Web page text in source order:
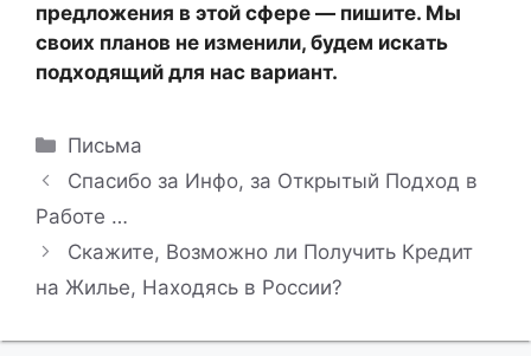
предложения в этой сфере — пишите. Мы
своих планов не изменили, будем искать
подходящий для нас вариант.
Рубрики
Письма
Спасибо за Инфо, за Открытый Подход в
Работе …
Скажите, Возможно ли Получить Кредит
на Жилье, Находясь в России?